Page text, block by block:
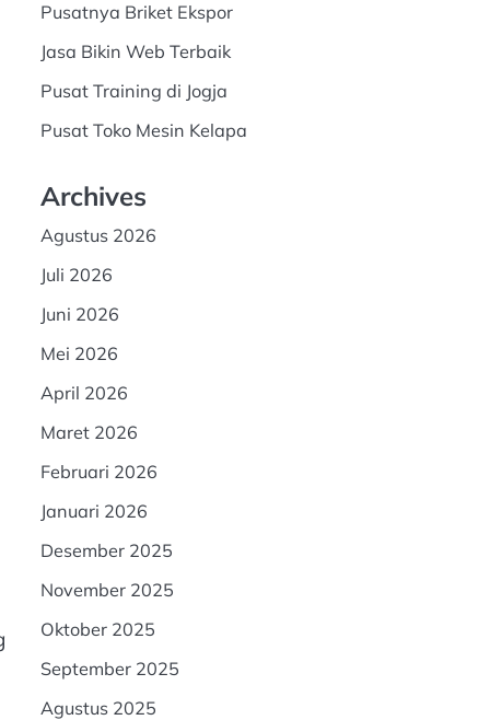
Pusatnya Briket Ekspor
Jasa Bikin Web Terbaik
Pusat Training di Jogja
Pusat Toko Mesin Kelapa
Archives
Agustus 2026
Juli 2026
Juni 2026
Mei 2026
April 2026
Maret 2026
Februari 2026
Januari 2026
Desember 2025
November 2025
Oktober 2025
September 2025
Agustus 2025